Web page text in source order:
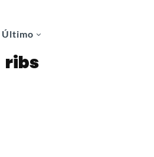
Último
ribs